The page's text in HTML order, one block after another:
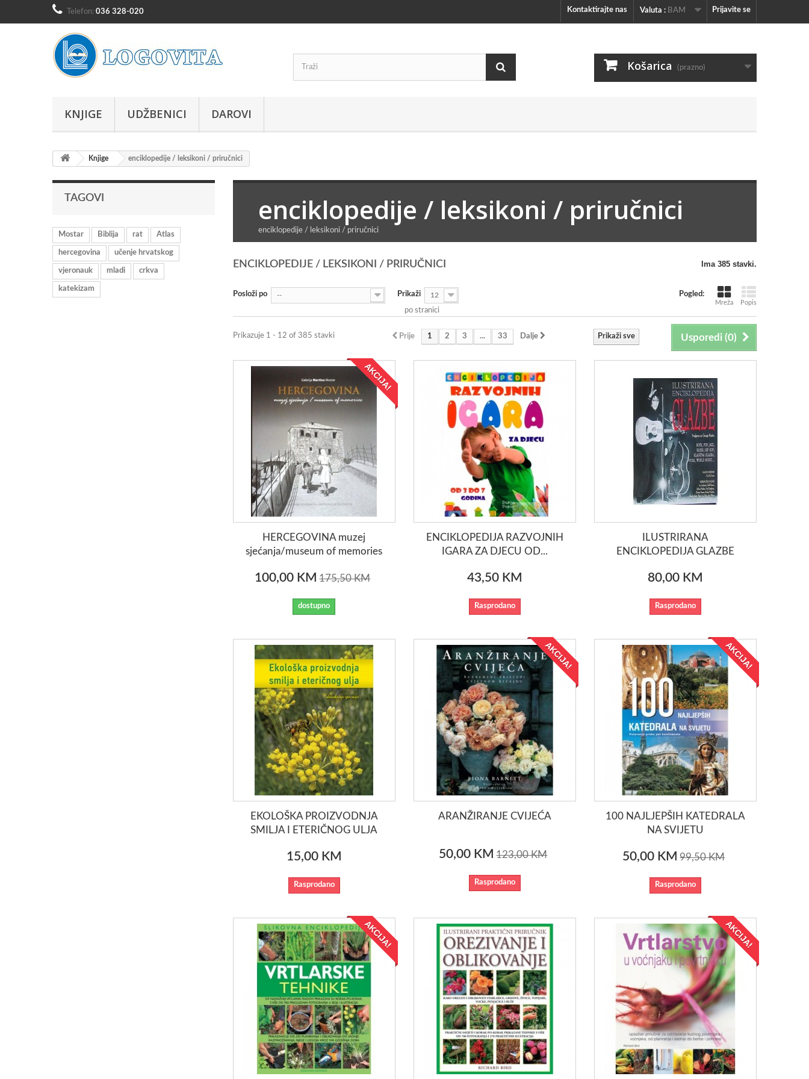
Prijavite se
Valuta : BAM
Kontaktirajte nas
Telefon: 036 328-020
Košarica (prazno)
KNJIGE UDŽBENICI DAROVI
Knjige enciklopedije / leksikoni / priručnici
TAGOVI
Mostar Biblija rat Atlas
hercegovina učenje hrvatskog
vjeronauk mladi crkva
katekizam
enciklopedije / leksikoni / priručnici
enciklopedije / leksikoni / priručnici
ENCIKLOPEDIJE / LEKSIKONI / PRIRUČNICI Ima 385 stavki.
Pogled:
Mreža Popis
Posloži po -- Prikaži 12
po stranici
Usporedi (0)
Prikaži sve
Prije 1 2 3 ... 33 Dalje
Prikazuje 1 - 12 of 385 stavki
AKCIJA!
HERCEGOVINA muzej
sjećanja/museum of memories
100,00 KM 175,50 KM
dostupno
ENCIKLOPEDIJA RAZVOJNIH
IGARA ZA DJECU OD...
43,50 KM
Rasprodano
ILUSTRIRANA
ENCIKLOPEDIJA GLAZBE
80,00 KM
Rasprodano
EKOLOŠKA PROIZVODNJA
SMILJA I ETERIČNOG ULJA
15,00 KM
Rasprodano
AKCIJA!
ARANŽIRANJE CVIJEĆA
50,00 KM 123,00 KM
Rasprodano
AKCIJA!
100 NAJLJEPŠIH KATEDRALA
NA SVIJETU
50,00 KM 99,50 KM
Rasprodano
AKCIJA! AKCIJA!